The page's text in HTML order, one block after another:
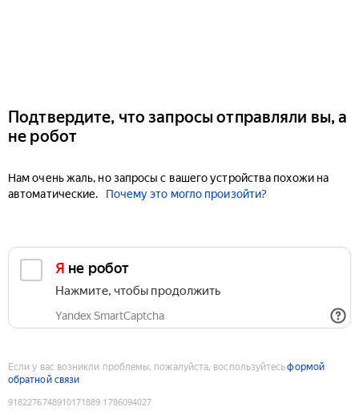
Подтвердите, что запросы отправляли вы, а
не робот
Нам очень жаль, но запросы с вашего устройства похожи на
автоматические.
Почему это могло произойти?
Я не робот
Нажмите, чтобы продолжить
Yandex SmartCaptcha
Если у вас возникли проблемы, пожалуйста, воспользуйтесьформой
обратной связи
9182276748910171889:1786094027